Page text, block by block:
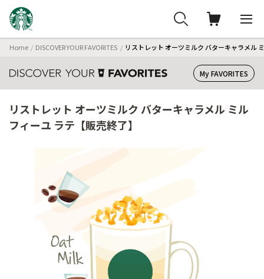
Home DISCOVER YOUR FAVORITES リストレット オーツミルク バターキャラメル
My FAVORITES
リストレット オーツミルク バターキャラメル ミル
フィーユ ラテ【販売終了】